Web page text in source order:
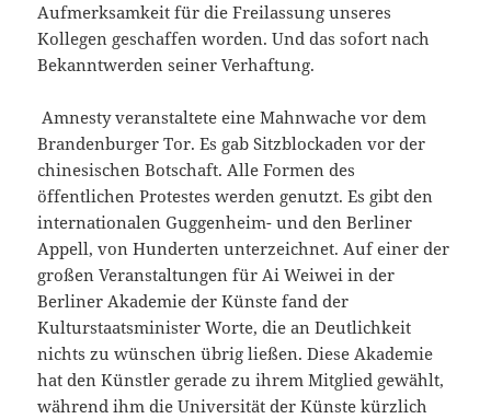
Aufmerksamkeit für die Freilassung unseres
Kollegen geschaffen worden. Und das sofort nach
Bekanntwerden seiner Verhaftung.
Amnesty veranstaltete eine Mahnwache vor dem
Brandenburger Tor. Es gab Sitzblockaden vor der
chinesischen Botschaft. Alle Formen des
öffentlichen Protestes werden genutzt. Es gibt den
internationalen Guggenheim- und den Berliner
Appell, von Hunderten unterzeichnet. Auf einer der
großen Veranstaltungen für Ai Weiwei in der
Berliner Akademie der Künste fand der
Kulturstaatsminister Worte, die an Deutlichkeit
nichts zu wünschen übrig ließen. Diese Akademie
hat den Künstler gerade zu ihrem Mitglied gewählt,
während ihm die Universität der Künste kürzlich